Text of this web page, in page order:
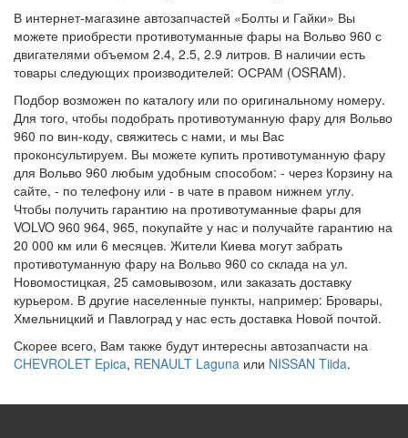
В интернет-магазине автозапчастей «Болты и Гайки» Вы
можете приобрести противотуманные фары на Вольво 960 с
двигателями объемом 2.4, 2.5, 2.9 литров. В наличии есть
товары следующих производителей: ОСРАМ (OSRAM).
Подбор возможен по каталогу или по оригинальному номеру.
Для того, чтобы подобрать противотуманную фару для Вольво
960 по вин-коду, свяжитесь с нами, и мы Вас
проконсультируем. Вы можете купить противотуманную фару
для Вольво 960 любым удобным способом: - через Корзину на
сайте, - по телефону или - в чате в правом нижнем углу.
Чтобы получить гарантию на противотуманные фары для
VOLVO 960 964, 965, покупайте у нас и получайте гарантию на
20 000 км или 6 месяцев. Жители Киева могут забрать
противотуманную фару на Вольво 960 со склада на ул.
Новомостицкая, 25 самовывозом, или заказать доставку
курьером. В другие населенные пункты, например: Бровары,
Хмельницкий и Павлоград у нас есть доставка Новой почтой.
Скорее всего, Вам также будут интересны автозапчасти на
CHEVROLET Epica, RENAULT Laguna или NISSAN Tiida.